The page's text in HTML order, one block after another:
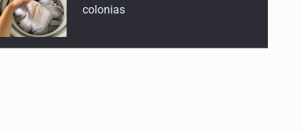
de personas sordas en Zapopan